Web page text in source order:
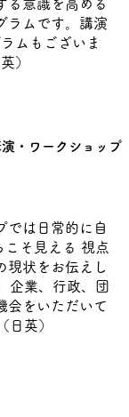
る意識を高める
ムです。 ​講演
ムもございま
）
演・ワークショップ
では日常的に自
こそ見える 視点
現状をお伝えし
企業、行政、団
会をいただいて
（日英）